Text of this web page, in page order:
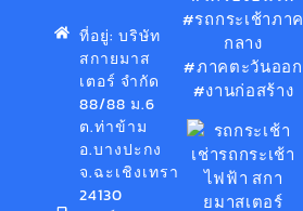
ที่อยู่: บริษัท
สกายมาส
เตอร์ จำกัด
88/88 ม.6
ต.ท่าข้าม
อ.บางปะกง
จ.ฉะเชิงเทรา
24130
#รถกระเช้าภาค
กลาง
#ภาคตะวันออก
#งานก่อสร้าง